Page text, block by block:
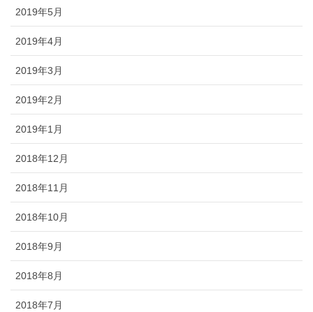
2019年5月
2019年4月
2019年3月
2019年2月
2019年1月
2018年12月
2018年11月
2018年10月
2018年9月
2018年8月
2018年7月